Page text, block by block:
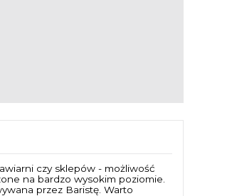
czy sklepów - możliwość
na bardzo wysokim poziomie.
przez Baristę. Warto